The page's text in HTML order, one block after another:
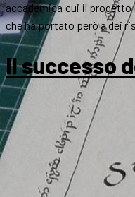
accademica cui il progetto
che ha portato però a dei
Il successo